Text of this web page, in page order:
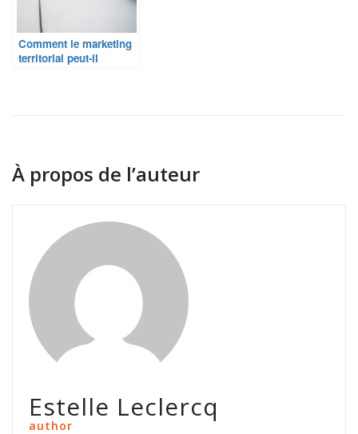
Comment le marketing
territorial peut-il
À propos de l’auteur
Estelle Leclercq
author